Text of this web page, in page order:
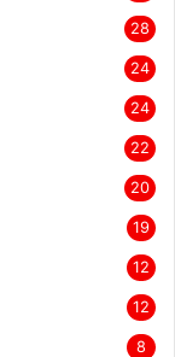
28
24
24
22
20
19
12
12
8